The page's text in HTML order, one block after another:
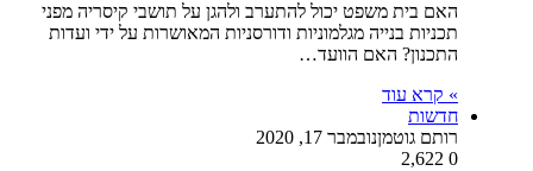
האם בית משפט יכול להתערב ולהגן על תושבי קיסריה מפני
תכניות בנייה מגלמוניות ודורסניות המאושרות על ידי ועדות
התכנון? האם הוועד…
» קרא עוד
חדשות
רותם גוטמןנובמבר 17, 2020
0